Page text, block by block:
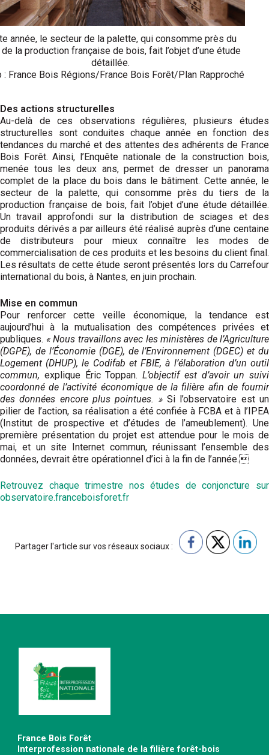
année, le secteur de la palette, qui consomme près du
la production française de bois, fait l’objet d’une étude
détaillée.
: France Bois Régions/France Bois Forêt/Plan Rapproché
Des actions structurelles
Au-delà de ces observations régu­lières, plusieurs études
structurelles sont conduites chaque année en fonction des
tendances du marché et des attentes des adhérents de France
Bois Forêt. Ainsi, l’Enquête nationale de la construction bois,
menée tous les deux ans, permet de dresser un panorama
complet de la place du bois dans le bâtiment. Cette année, le
secteur de la palette, qui consomme près du tiers de la
production française de bois, fait l’objet d’une étude détaillée.
Un travail approfondi sur la distribution de sciages et des
produits dérivés a par ailleurs été réalisé auprès d’une centaine
de distributeurs pour mieux connaître les modes de
commercialisation de ces produits et les besoins du client final.
Les résultats de cette étude seront présentés lors du Carrefour
international du bois, à Nantes, en juin prochain.
Mise en commun
Pour renforcer cette veille économique, la tendance est
aujourd’hui à la mutualisation des compétences privées et
publiques. « Nous travaillons avec les ministères de l’Agriculture
(DGPE), de l’Économie (DGE), de l’Environnement (DGEC) et du
Logement (DHUP), le Codifab et FBIE, à l’élaboration d’un outil
commun, explique Éric Toppan. L’objectif est d’avoir un suivi
coordonné de l’activité économique de la filière afin de fournir
des données encore plus pointues. »Si l’observatoire est un
pilier de l’action, sa réalisation a été confiée à FCBA et à l’IPEA
(Institut de prospective et d’études de l’ameublement). Une
première présentation du projet est attendue pour le mois de
mai, et un site Internet commun, réunissant l’ensemble des
données, devrait être opérationnel d’ici à la fin de l’année.
Retrouvez chaque trimestre nos études de conjoncture sur
observatoire.franceboisforet.fr
Partager l'article sur vos réseaux sociaux :
France Bois Forêt
Interprofession nationale de la filière forêt-bois